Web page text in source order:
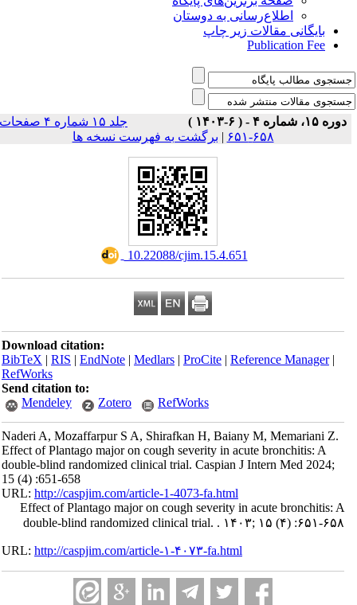
اطلاع‌رسانی به دوستان
بایگانی مقالات زیر چاپ
Publication Fee
دوره ۱۵، شماره ۴ - ( ۶-۱۴۰۳ )
جلد ۱۵ شماره ۴ صفحات
۶۵۸-۶۵۱
| برگشت به فهرست نسخه ها
‎ 10.22088/cjim.15.4.651
Download citation:
BibTeX|RIS|EndNote|Medlars|ProCite|Reference Manager
RefWorks
Send citation to:
Mendeley
Zotero RefWorks
Naderi A, Mozaffarpur S A, Shirafkan H, Baiany M, Memariani Z.
Effect of Plantago major on cough severity in acute bronchitis: A
double-blind randomized clinical trial. Caspian J Intern Med 2024;
15 (4) :651-658
URL:http://caspjim.com/article-1-4073-fa.html
Effect of Plantago major on cough severity in acute bronchitis: A
double-blind randomized clinical trial. . ۱۴۰۳; ۱۵ (۴) :۶۵۱-۶۵۸
URL:http://caspjim.com/article-۱-۴۰۷۳-fa.html